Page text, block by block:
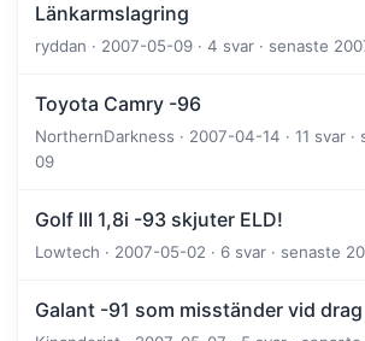
Länkarmslagring
ryddan · 2007-05-09 · 4 svar · senaste
Toyota Camry -96
NorthernDarkness · 2007-04-14 · 11 svar
09
Golf III 1,8i -93 skjuter ELD!
Lowtech · 2007-05-02 · 6 svar · senaste
Galant -91 som misständer vid drag